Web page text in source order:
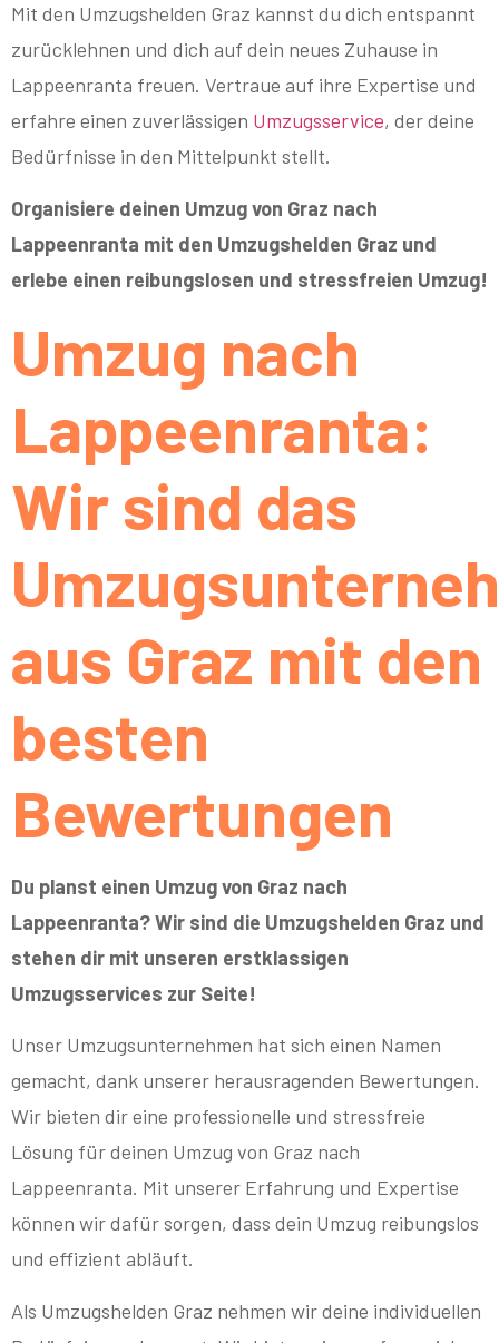
Mit den Umzugshelden Graz kannst du dich entspannt
zurücklehnen und dich auf dein neues Zuhause in
Lappeenranta freuen. Vertraue auf ihre Expertise und
erfahre einen zuverlässigen Umzugsservice, der deine
Bedürfnisse in den Mittelpunkt stellt.
Organisiere deinen Umzug von Graz nach
Lappeenranta mit den Umzugshelden Graz und
erlebe einen reibungslosen und stressfreien Umzug!
Umzug nach
Lappeenranta:
Wir sind das
aus Graz mit den
besten
Bewertungen
Du planst einen Umzug von Graz nach
Lappeenranta? Wir sind die Umzugshelden Graz und
stehen dir mit unseren erstklassigen
Umzugsservices zur Seite!
Unser Umzugsunternehmen hat sich einen Namen
gemacht, dank unserer herausragenden Bewertungen.
Wir bieten dir eine professionelle und stressfreie
Lösung für deinen Umzug von Graz nach
Lappeenranta. Mit unserer Erfahrung und Expertise
können wir dafür sorgen, dass dein Umzug reibungslos
und effizient abläuft.
Als Umzugshelden Graz nehmen wir deine individuellen